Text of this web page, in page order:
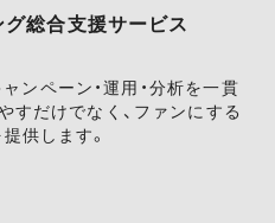
総合支援サービス
ンペーン・運用・分析を一貫
すだけでなく、ファンにする
供します。